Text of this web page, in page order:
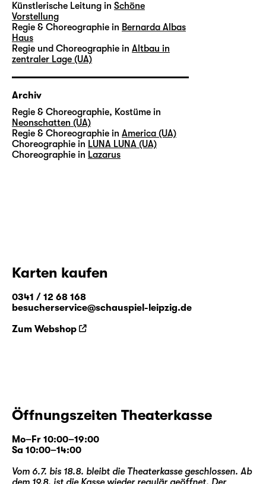
Künstlerische Leitung in Schöne
Vorstellung
Regie & Choreographie in Bernarda Albas
Haus
Regie und Choreographie in Altbau in
zentraler Lage (UA)
Archiv
Regie & Choreographie, Kostüme in
Neonschatten (UA)
Regie & Choreographie in America (UA)
Choreographie in LUNA LUNA (UA)
Choreographie in Lazarus
Karten kaufen
0341 / 12 68 168
besucherservice@schauspiel-leipzig.de
Zum Webshop
Öffnungszeiten Theaterkasse
Mo–Fr 10:00–19:00
Sa 10:00–14:00
Vom 6.7. bis 18.8. bleibt die Theaterkasse geschlossen. Ab